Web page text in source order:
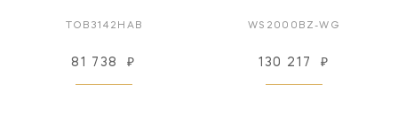
TOB3142HAB
81 738 ₽
WS2000BZ-WG
130 217 ₽